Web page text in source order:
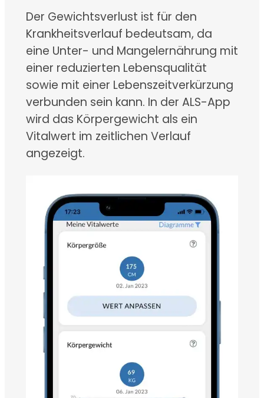
Der Gewichtsverlust ist für den
Krankheitsverlauf bedeutsam, da
eine Unter- und Mangelernährung mit
einer reduzierten Lebensqualität
sowie mit einer Lebenszeitverkürzung
verbunden sein kann. In der ALS-App
wird das Körpergewicht als ein
Vitalwert im zeitlichen Verlauf
angezeigt.